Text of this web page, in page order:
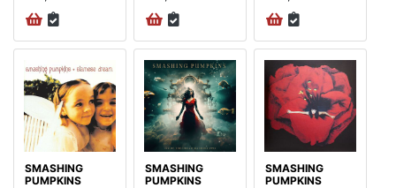
SMASHING
PUMPKINS
SMASHING
PUMPKINS
SMASHING
PUMPKINS